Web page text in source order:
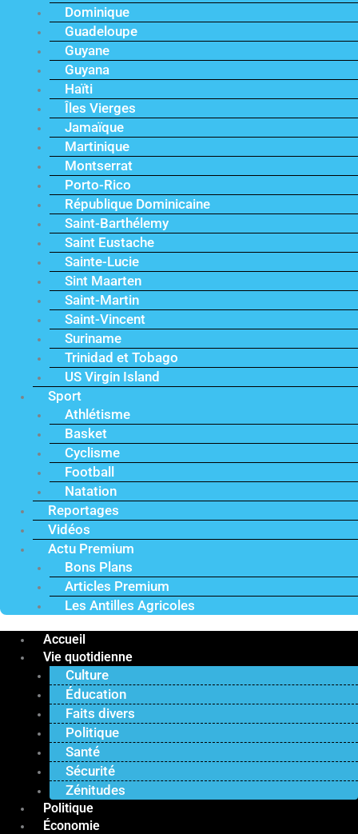
Dominique
Guadeloupe
Guyane
Guyana
Haïti
Îles Vierges
Jamaïque
Martinique
Montserrat
Porto-Rico
République Dominicaine
Saint-Barthélemy
Saint Eustache
Sainte-Lucie
Sint Maarten
Saint-Martin
Saint-Vincent
Suriname
Trinidad et Tobago
US Virgin Island
Sport
Athlétisme
Basket
Cyclisme
Football
Natation
Reportages
Vidéos
Actu Premium
Bons Plans
Articles Premium
Les Antilles Agricoles
Accueil
Vie quotidienne
Culture
Éducation
Faits divers
Politique
Santé
Sécurité
Zénitudes
Politique
Économie